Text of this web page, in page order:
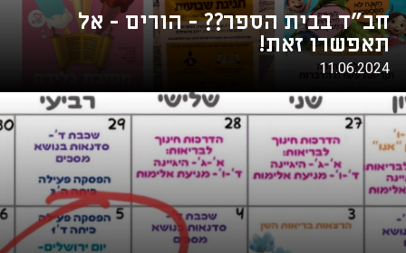
חב"ד בבית הספר?? - הורים - אל
תאפשרו זאת!
11.06.2024